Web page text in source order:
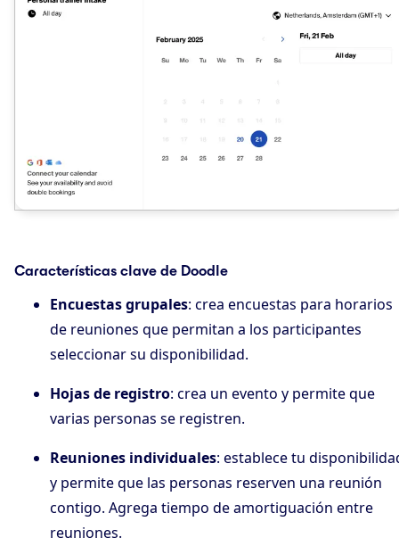
Características clave de Doodle
Encuestas grupales: crea encuestas para horarios
de reuniones que permitan a los participantes
seleccionar su disponibilidad.
Hojas de registro: crea un evento y permite que
varias personas se registren.
Reuniones individuales: establece tu
y permite que las personas reserven una reunión
contigo. Agrega tiempo de amortiguación entre
reuniones.